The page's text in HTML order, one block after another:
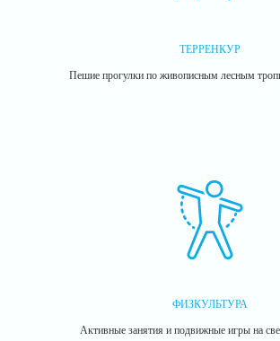
ТЕРРЕНКУР
Пешие прогулки по живописным лесным
ФИЗКУЛЬТУРА
Активные занятия и подвижные игры на